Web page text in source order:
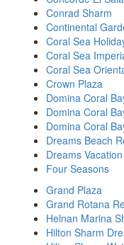
Conrad Sharm
Continental
Coral Sea
Coral Sea
Coral Sea
Crown Plaza
Domina Coral
Domina Coral
Domina Coral
Dreams Beach
Dreams
Four Seasons
Grand Plaza
Grand Rotana
Helnan Marina
Hilton Sharm